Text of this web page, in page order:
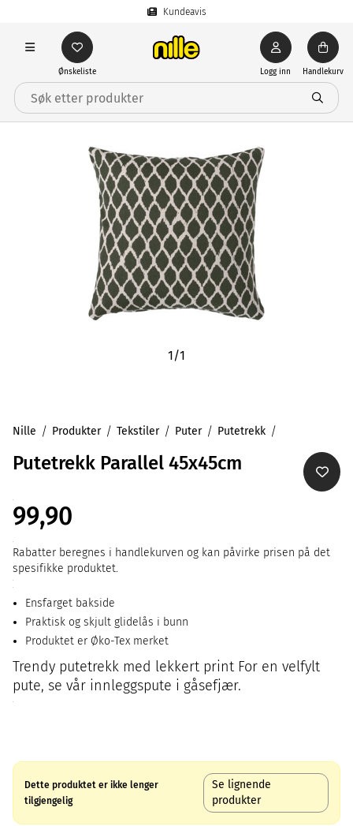
Kundeavis
Ønskeliste Logg inn Handlekurv
1/1
Nille Produkter Tekstiler Puter Putetrekk
Putetrekk Parallel 45x45cm
99,90
Rabatter beregnes i handlekurven og kan påvirke prisen på det
spesifikke produktet.
Ensfarget bakside
Praktisk og skjult glidelås i bunn
Produktet er Øko-Tex merket
Trendy putetrekk med lekkert print For en velfylt
pute, se vår innleggspute i gåsefjær.
Dette produktet er ikke lenger
tilgjengelig
Se lignende
produkter